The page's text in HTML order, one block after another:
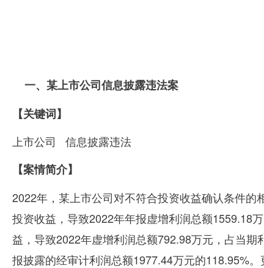
一、某上市公司信息披露违法案
【关键词】
上市公司
信息披露违法
【案情简介】
2022年，某上市公司对不符合投资收益确认条件
投资收益，导致2022年年报虚增利润总额1559.18
益，导致2022年虚增利润总额792.98万元，占当期
报披露的经审计利润总额1977.44万元的118.95%